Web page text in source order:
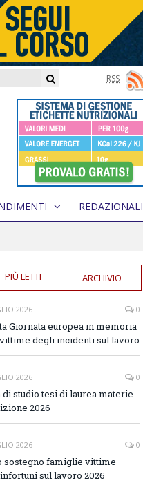
RSS
REDAZIONALI
PIÙ LETTI ARCHIVIO
2026 0
Giornata europea in memoria
degli incidenti sul lavoro
2026 0
di studio tesi di laurea materie
2026
2026 0
sostegno famiglie vittime
sul lavoro 2026